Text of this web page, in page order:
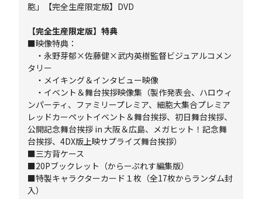
胞」【完全生産限定版】DVD
【完全生産限定版】特典
■映像特典：
・永野芽郁×佐藤健×武内英樹監督ビジュアルコメン
タリー
・メイキング＆インタビュー映像
・イベント＆舞台挨拶映像集（製作発表会、ハロウィ
ンパーティ、ファミリープレミア、細胞大集合プレミア
レッドカーペットイベント＆舞台挨拶、初日舞台挨拶、
公開記念舞台挨拶 in 大阪＆広島、メガヒット！記念舞
台挨拶、4DX版上映サプライズ舞台挨拶）
■三方背ケース
■20Pブックレット（からーぷれす編集版）
■特製キャラクターカード１枚（全17枚からランダム封
入）